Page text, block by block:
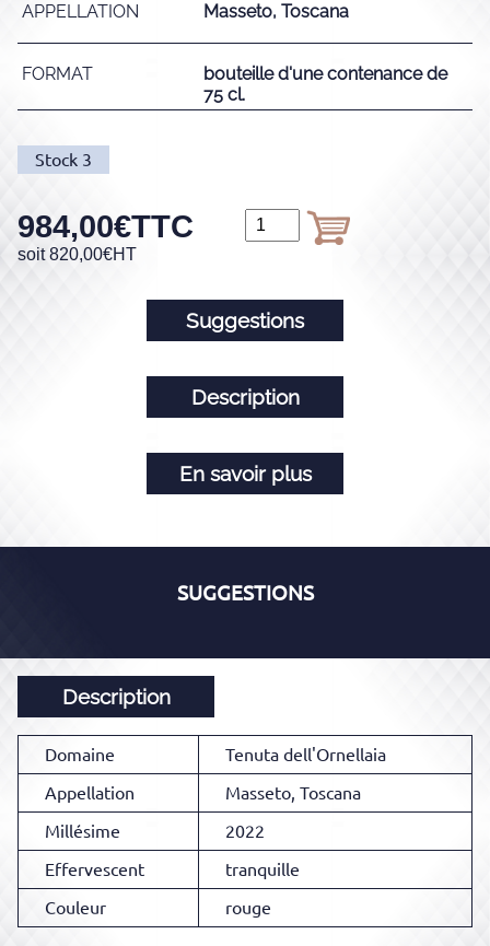
APPELLATION Masseto, Toscana
FORMAT
bouteille d'une contenance de
75 cl.
Stock 3
984,00€TTC
soit 820,00€HT
Suggestions
Description
En savoir plus
SUGGESTIONS
Description
Domaine
Tenuta dell'Ornellaia
Appellation
Masseto, Toscana
Millésime
2022
Effervescent
tranquille
Couleur
rouge